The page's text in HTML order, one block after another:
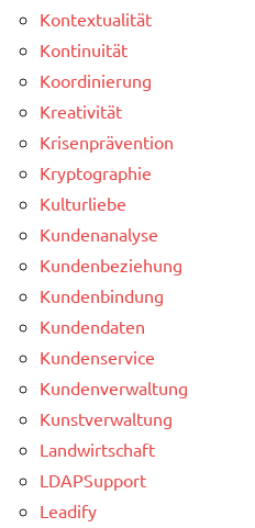
Kontextualität
Kontinuität
Koordinierung
Kreativität
Krisenprävention
Kryptographie
Kulturliebe
Kundenanalyse
Kundenbeziehung
Kundenbindung
Kundendaten
Kundenservice
Kundenverwaltung
Kunstverwaltung
Landwirtschaft
LDAPSupport
Leadify